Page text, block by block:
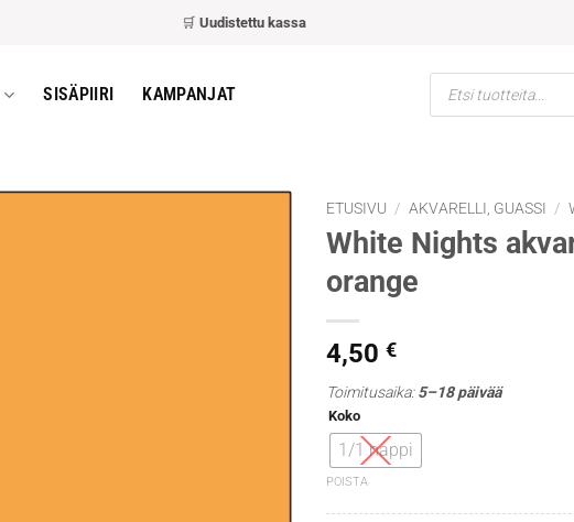
Uudistettu kassa– nopeampi ja helpompi maksaminen
SISÄPIIRI KAMPANJAT
Products
search
ETUSIVU / AKVARELLI, GUASSI /
White Nights
orange
4,50 €
Toimitusaika:5–18 päivää
Koko
1/1 nappi
POISTA